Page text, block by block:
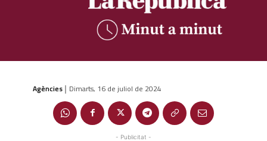
Agències | Dimarts, 16 de juliol de 2024
- Publicitat -